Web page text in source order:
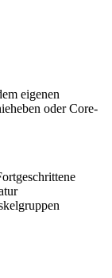
eigenen
oder Core-